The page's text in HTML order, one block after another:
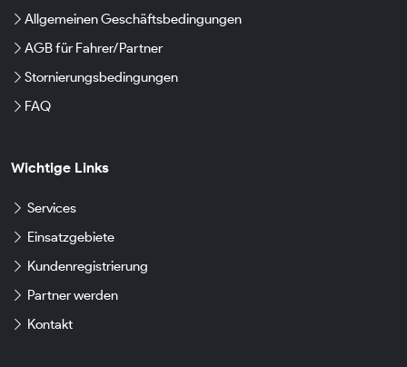
Allgemeinen Geschäftsbedingungen
AGB für Fahrer/Partner
Stornierungsbedingungen
FAQ
Wichtige Links
Services
Einsatzgebiete
Kundenregistrierung
Partner werden
Kontakt